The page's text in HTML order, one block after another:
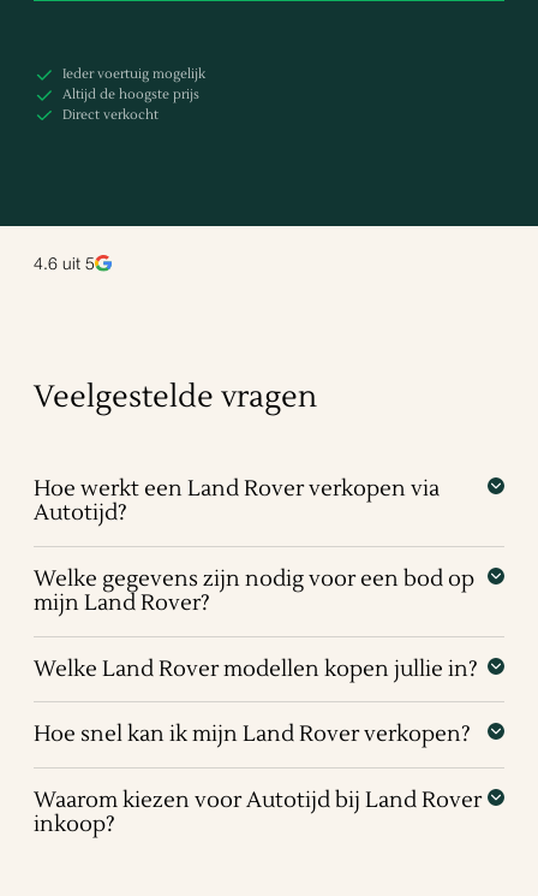
Ieder voertuig mogelijk
Altijd de hoogste prijs
Direct verkocht
4.6 uit 5
Veelgestelde vragen
Hoe werkt een Land Rover verkopen via
Autotijd?
Welke gegevens zijn nodig voor een bod op
mijn Land Rover?
Welke Land Rover modellen kopen jullie in?
Hoe snel kan ik mijn Land Rover verkopen?
Waarom kiezen voor Autotijd bij Land Rover
inkoop?